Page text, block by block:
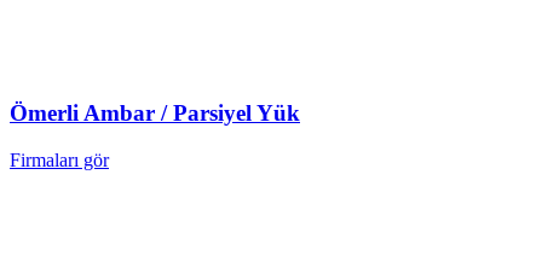
ÖmerliAmbar / Parsiyel Yük
Firmaları gör